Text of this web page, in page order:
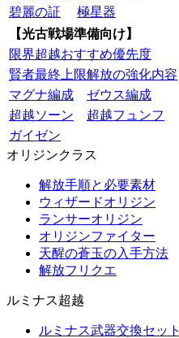
碧麗の証
極星器
【光古戦場準備向け】
限界超越おすすめ優先度
賢者最終上限解放の強化内容
マグナ編成
ゼウス編成
超越ソーン
超越フュンフ
ガイゼン
オリジンクラス
解放手順と必要素材
ウィザードオリジン
ランサーオリジン
オリジンファイター
天醒の蒼玉の入手方法
解放フリクエ
ルミナス超越
ルミナス武器交換セット